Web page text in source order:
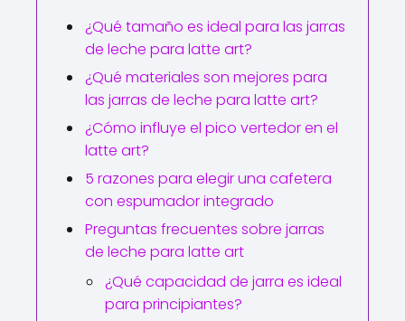
¿Qué tamaño es ideal para las jarras
de leche para latte art?
¿Qué materiales son mejores para
las jarras de leche para latte art?
¿Cómo influye el pico vertedor en el
latte art?
5 razones para elegir una cafetera
con espumador integrado
Preguntas frecuentes sobre jarras
de leche para latte art
¿Qué capacidad de jarra es ideal
para principiantes?